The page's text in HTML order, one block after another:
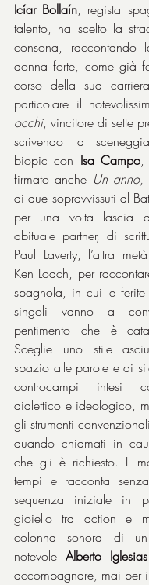
Icíar Bollaín, regista
talento, ha scelto la
consona,
donna forte, come già
corso della sua
particolare il
occhi, vincitore di sette
scrivendo la
biopic con Isa Campo,
firmato anche Un anno,
di due sopravvissuti al
per una volta lascia
abituale partner, di
Paul Laverty, l’altra
Ken Loach, per
spagnola, in cui le
singoli vanno a
pentimento che è
Sceglie uno stile
spazio alle parole e ai
controcampi intesi
dialettico e ideologico,
gli strumenti
quando chiamati in
che gli è richiesto. Il
tempi e racconta
sequenza iniziale in
gioiello tra action e
colonna sonora di
notevole Alberto Iglesias
accompagnare, mai per